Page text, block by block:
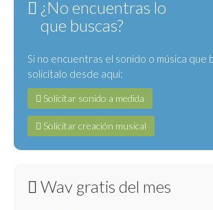
¿No encuentras lo
que buscas?
Si no encuentras el sonido o música que
solicítalo desde aquí:
Solicitar sonido a medida
Solicitar creación musical
Wav gratis del mes